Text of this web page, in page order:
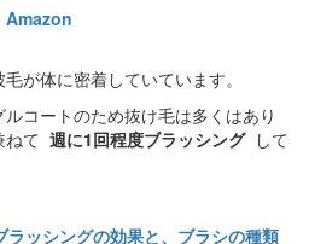
Amazon
が体に密着していています。
コートのため抜け毛は多くはあり
ねて 週に1回程度ブラッシング して
ラッシングの効果と、ブラシの種類